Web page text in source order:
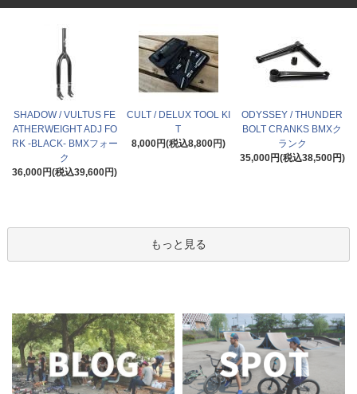
SHADOW / VULTUS FE
ATHERWEIGHT ADJ FO
RK -BLACK- BMXフォー
ク
36,000円(税込39,600円)
CULT / DELUX TOOL KI
T
8,000円(税込8,800円)
ODYSSEY / THUNDER
BOLT CRANKS BMXク
ランク
35,000円(税込38,500円)
もっと見る